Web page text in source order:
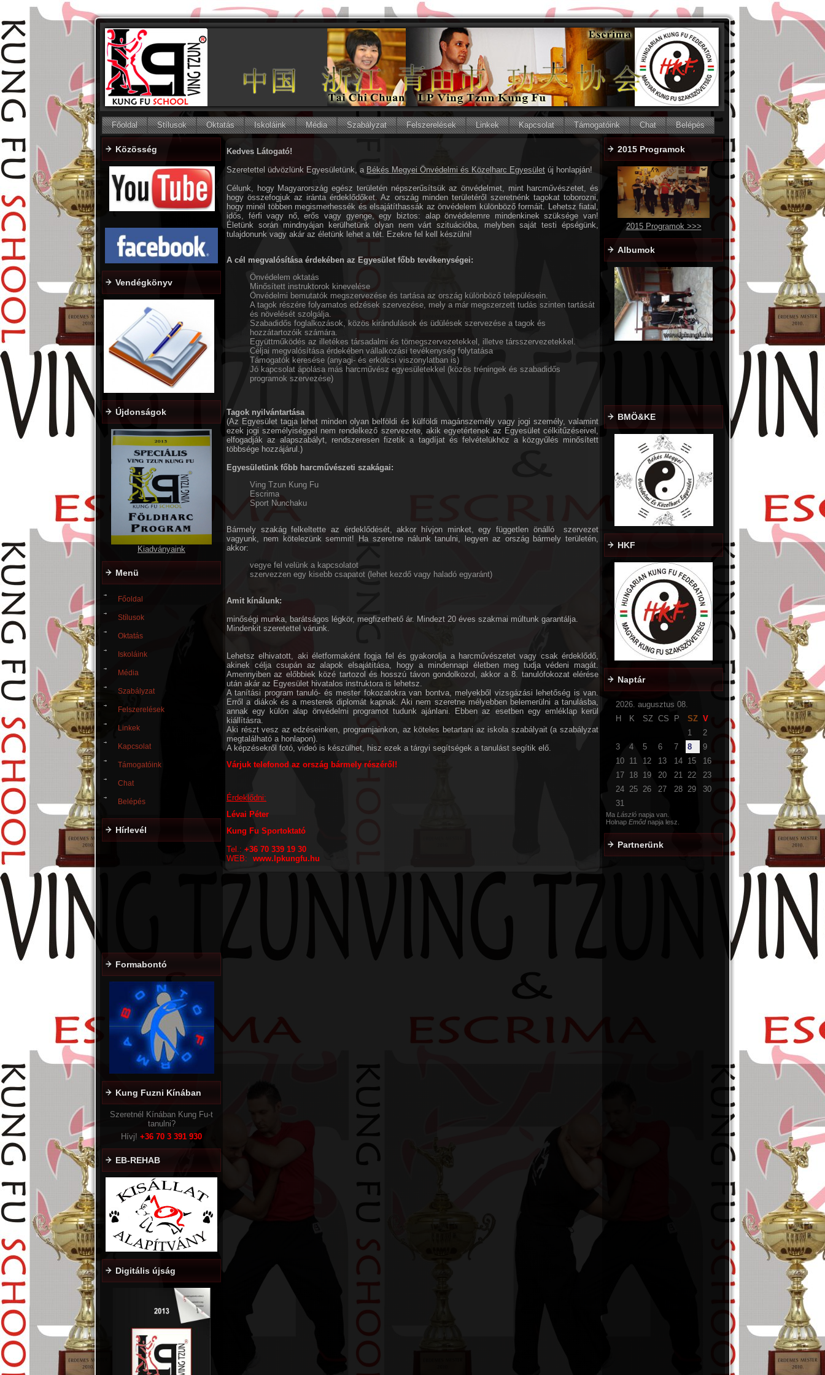
Főoldal Stílusok Oktatás Iskoláink Média Szabályzat Felszerelések Linkek Kapcsolat Támogatóink Chat Belépés
Közösség
Vendégkönyv
Újdonságok
Kiadványaink
Menü
Főoldal
Stílusok
Oktatás
Iskoláink
Média
Szabályzat
Felszerelések
Linkek
Kapcsolat
Támogatóink
Chat
Belépés
Hírlevél
Formabontó
Kung Fuzni Kínában
Szeretnél Kínában Kung Fu-t
tanulni?
Hívj! +36 70 3 391 930
EB-REHAB
Digitális újság
Kedves Látogató!
Szeretettel üdvözlünk Egyesületünk, a Békés Megyei Önvédelmi és Közelharc Egyesület új honlapján!
Célunk, hogy Magyarország egész területén népszerűsítsük az önvédelmet, mint harcművészetet, és
hogy összefogjuk az iránta érdeklődőket. Az ország minden területéről szeretnénk tagokat toborozni,
hogy minél többen megismerhessék és elsajátíthassák az önvédelem különböző formáit. Lehetsz fiatal,
idős, férfi vagy nő, erős vagy gyenge, egy biztos: alap önvédelemre mindenkinek szüksége van!
Életünk során mindnyájan kerülhetünk olyan nem várt szituációba, melyben saját testi épségünk,
tulajdonunk vagy akár az életünk lehet a tét. Ezekre fel kell készülni!
A cél megvalósítása érdekében az Egyesület főbb tevékenységei:
Önvédelem oktatás
Minősített instruktorok kinevelése
Önvédelmi bemutatók megszervezése és tartása az ország különböző településein.
A tagok részére folyamatos edzések szervezése, mely a már megszerzett tudás szinten tartását
és növelését szolgálja.
Szabadidős foglalkozások, közös kirándulások és üdülések szervezése a tagok és
hozzátartozóik számára.
Együttműködés az illetékes társadalmi és tömegszervezetekkel, illetve társszervezetekkel.
Céljai megvalósítása érdekében vállalkozási tevékenység folytatása
Támogatók keresése (anyagi- és erkölcsi viszonylatban is)
Jó kapcsolat ápolása más harcművész egyesületekkel (közös tréningek és szabadidős
programok szervezése)
Tagok nyilvántartása
(Az Egyesület tagja lehet minden olyan belföldi és külföldi magánszemély vagy jogi személy, valamint
ezek jogi személyiséggel nem rendelkező szervezete, akik egyetértenek az Egyesület célkitűzéseivel,
elfogadják az alapszabályt, rendszeresen fizetik a tagdíjat és felvételükhöz a közgyűlés minősített
többsége hozzájárul.)
Egyesületünk főbb harcművészeti szakágai:
Ving Tzun Kung Fu
Escrima
Sport Nunchaku
Bármely szakág felkeltette az érdeklődését, akkor hívjon minket, egy független önálló szervezet
vagyunk, nem kötelezünk semmit! Ha szeretne nálunk tanulni, legyen az ország bármely területén,
akkor:
vegye fel velünk a kapcsolatot
szervezzen egy kisebb csapatot (lehet kezdő vagy haladó egyaránt)
Amit kínálunk:
minőségi munka, barátságos légkör, megfizethető ár. Mindezt 20 éves szakmai múltunk garantálja.
Mindenkit szeretettel várunk.
Lehetsz elhivatott, aki életformaként fogja fel és gyakorolja a harcművészetet vagy csak érdeklődő,
akinek célja csupán az alapok elsajátítása, hogy a mindennapi életben meg tudja védeni magát.
Amennyiben az előbbiek közé tartozol és hosszú távon gondolkozol, akkor a 8. tanulófokozat elérése
után akár az Egyesület hivatalos instruktora is lehetsz.
A tanítási program tanuló- és mester fokozatokra van bontva, melyekből vizsgázási lehetőség is van.
Erről a diákok és a mesterek diplomát kapnak. Aki nem szeretne mélyebben belemerülni a tanulásba,
annak egy külön alap önvédelmi programot tudunk ajánlani. Ebben az esetben egy emléklap kerül
kiállításra.
Aki részt vesz az edzéseinken, programjainkon, az köteles betartani az iskola szabályait (a szabályzat
megtalálható a honlapon).
A képzésekről fotó, videó is készülhet, hisz ezek a tárgyi segítségek a tanulást segítik elő.
Várjuk telefonod az ország bármely részéről!
Érdeklődni:
Lévai Péter
Kung Fu Sportoktató
Tel.: +36 70 339 19 30
WEB:
www.lpkungfu.hu
2015 Programok
2015 Programok >>>
Albumok
BMÖ&KE
HKF
Naptár
2026. augusztus 08.
H
K SZ CS P SZ V
1
2
3
4 5 6 7 8
9
10 11 12 13 14 15
16
17 18 19 20 21 22
23
24 25 26 27 28 29
30
31
Ma László napja van.
Holnap Emődnapja lesz.
Partnerünk